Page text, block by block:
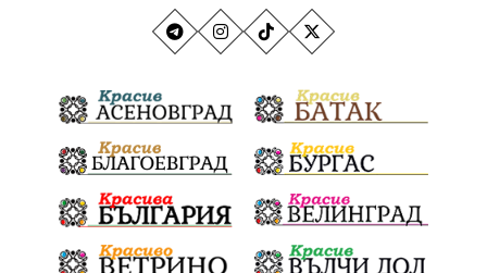
"Аз вярвам и помагам“
благотворителна инициатива
Електронният прием започва Дънката
Ще има ли присъда Ден на отворените врати
стопанство „Храна от село“ Карола Карова